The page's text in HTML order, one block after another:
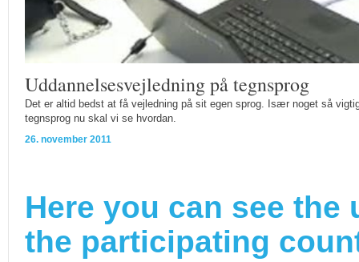
Uddannelsesvejledning på tegnsprog
Det er altid bedst at få vejledning på sit egen sprog. Især noget så
tegnsprog nu skal vi se hvordan.
26. november 2011
Here you can see
the participating